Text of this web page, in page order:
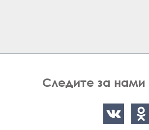
Следите за нами